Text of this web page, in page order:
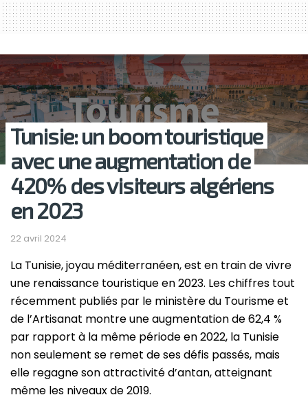
Tunisie: un boom touristique
avec une augmentation de
420% des visiteurs algériens
en 2023
22 avril 2024
La Tunisie, joyau méditerranéen, est en train de vivre
une renaissance touristique en 2023. Les chiffres tout
récemment publiés par le ministère du Tourisme et
de l’Artisanat montre une augmentation de 62,4 %
par rapport à la même période en 2022, la Tunisie
non seulement se remet de ses défis passés, mais
elle regagne son attractivité d’antan, atteignant
même les niveaux de 2019.